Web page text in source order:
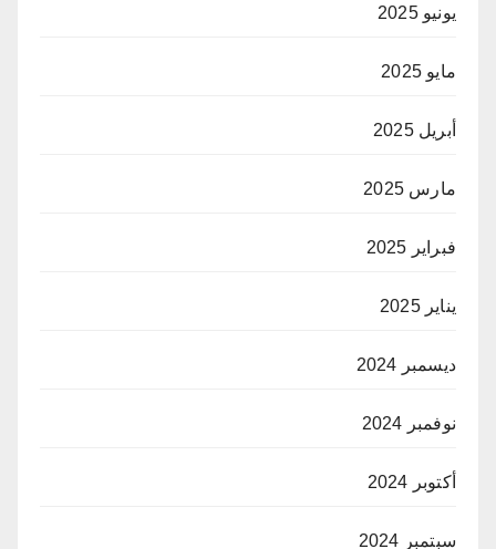
يونيو 2025
مايو 2025
أبريل 2025
مارس 2025
فبراير 2025
يناير 2025
ديسمبر 2024
نوفمبر 2024
أكتوبر 2024
سبتمبر 2024